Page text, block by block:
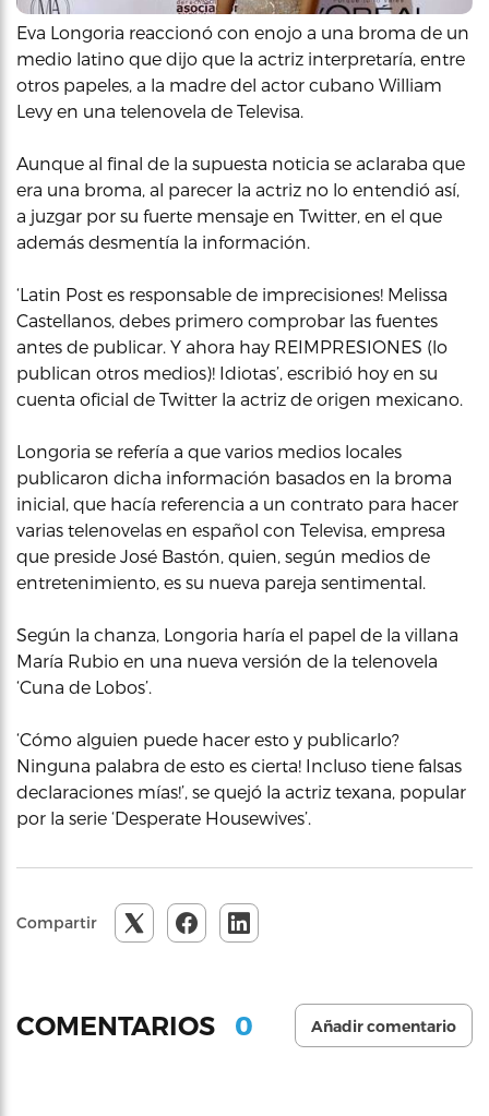
Eva Longoria reaccionó con enojo a una broma de un
medio latino que dijo que la actriz interpretaría, entre
otros papeles, a la madre del actor cubano William
Levy en una telenovela de Televisa.
Aunque al final de la supuesta noticia se aclaraba que
era una broma, al parecer la actriz no lo entendió así,
a juzgar por su fuerte mensaje en Twitter, en el que
además desmentía la información.
‘Latin Post es responsable de imprecisiones! Melissa
Castellanos, debes primero comprobar las fuentes
antes de publicar. Y ahora hay REIMPRESIONES (lo
publican otros medios)! Idiotas’, escribió hoy en su
cuenta oficial de Twitter la actriz de origen mexicano.
Longoria se refería a que varios medios locales
publicaron dicha información basados en la broma
inicial, que hacía referencia a un contrato para hacer
varias telenovelas en español con Televisa, empresa
que preside José Bastón, quien, según medios de
entretenimiento, es su nueva pareja sentimental.
Según la chanza, Longoria haría el papel de la villana
María Rubio en una nueva versión de la telenovela
‘Cuna de Lobos’.
‘Cómo alguien puede hacer esto y publicarlo?
Ninguna palabra de esto es cierta! Incluso tiene falsas
declaraciones mías!’, se quejó la actriz texana, popular
por la serie ‘Desperate Housewives’.
Compartir
COMENTARIOS 0 Añadir comentario